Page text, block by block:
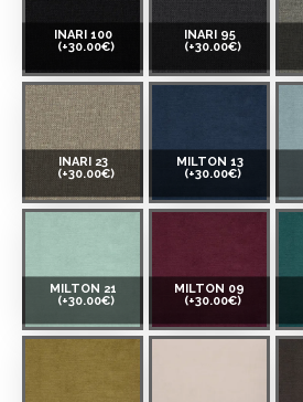
INARI 100
(+30.00€)
INARI 95
(+30.00€)
INARI 23
(+30.00€)
MILTON 13
(+30.00€)
MILTON 21
(+30.00€)
MILTON 09
(+30.00€)